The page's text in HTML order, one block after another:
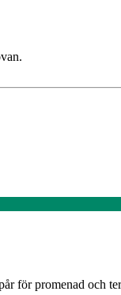
för promenad